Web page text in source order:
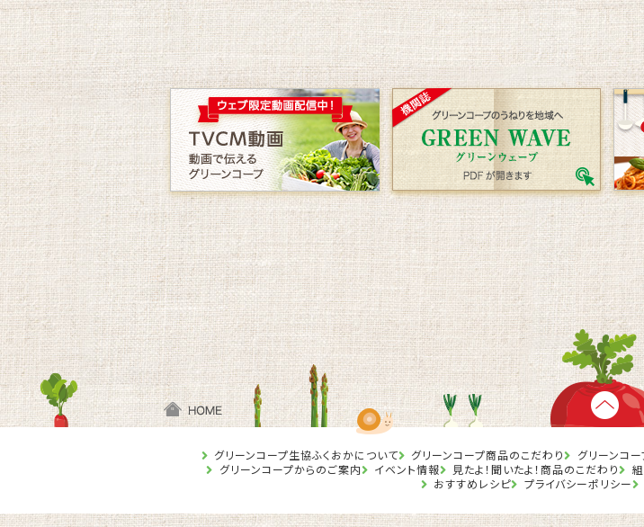
グリーンコープ生協ふくおかについて グリーンコープ商品のこだわり グリーンコ
グリーンコープからのご案内
イベント情報 見たよ！聞いたよ！商品のこだわり
おすすめレシピ
プライバシーポリシー